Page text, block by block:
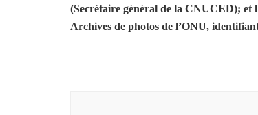
(Secrétaire général de la CNUCED);
Archives de photos de l’ONU,